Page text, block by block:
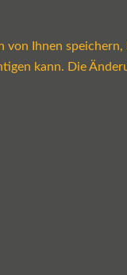
Ihnen
kann. Die